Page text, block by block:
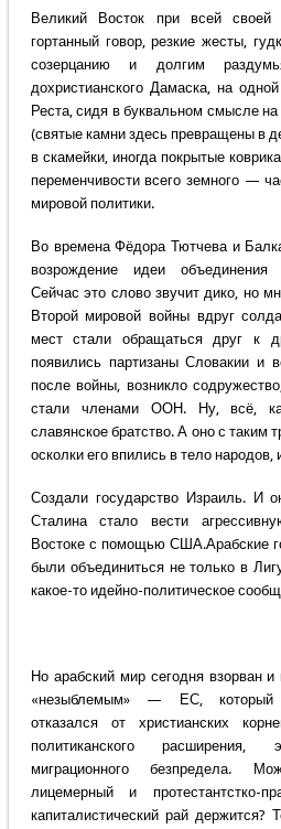
Великий Восток при всей
гортанный говор, резкие жесты,
созерцанию и долгим
дохристианского Дамаска, на
Реста, сидя в буквальном смысле
(святые камни здесь превращены в
в скамейки, иногда покрытые
переменчивости всего земного —
мировой политики.
Во времена Фёдора Тютчева и
возрождение идеи объединения
Сейчас это слово звучит дико, но
Второй мировой войны вдруг
мест стали обращаться друг к
появились партизаны Словакии и
после войны, возникло
стали членами ООН. Ну, всё,
славянское братство. А оно с таким
осколки его впились в тело народов,
Создали государство Израиль. И
Сталина стало вести
Востоке с помощью США.Арабские
были объединиться не только в
какое-то идейно-политическое
Но арабский мир сегодня взорван
«незыблемым» — ЕС, который
отказался от христианских
политиканского расширения,
миграционного безпредела.
лицемерный и протестантстко-
капиталистический рай